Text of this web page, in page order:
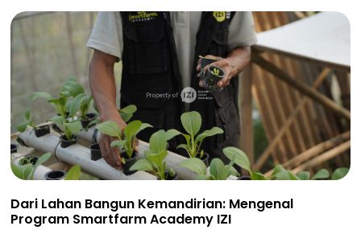
Dari Lahan Bangun Kemandirian: Mengenal
Program Smartfarm Academy IZI